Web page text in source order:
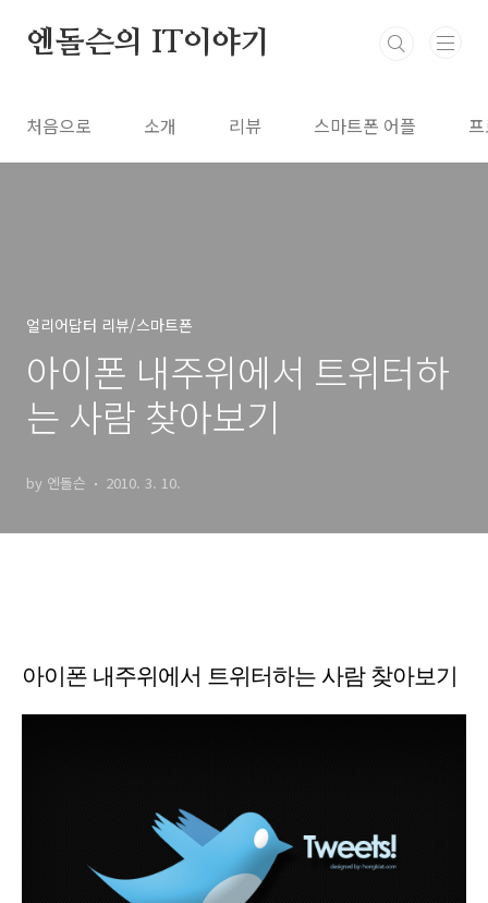
엔돌슨의 IT이야기
처음으로 소개 리뷰 스마트폰 어플
얼리어답터 리뷰/스마트폰
아이폰 내주위에서 트위터하
는 사람 찾아보기
by 엔돌슨 2010. 3. 10.
아이폰 내주위에서 트위터하는 사람 찾아보기